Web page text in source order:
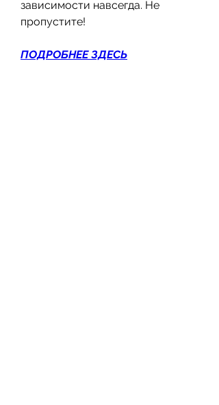
зависимости навсегда. Не
пропустите!
ПОДРОБНЕЕ ЗДЕСЬ